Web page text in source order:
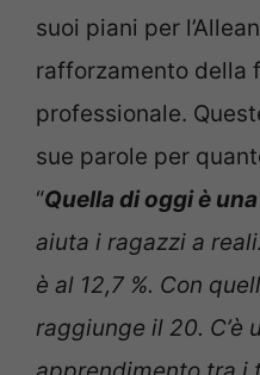
suoi piani per
rafforzamento della
professionale.
sue parole per
“Quella di oggi è
aiuta i ragazzi a
è al 12,7 %. Con
raggiunge il 20. C’è